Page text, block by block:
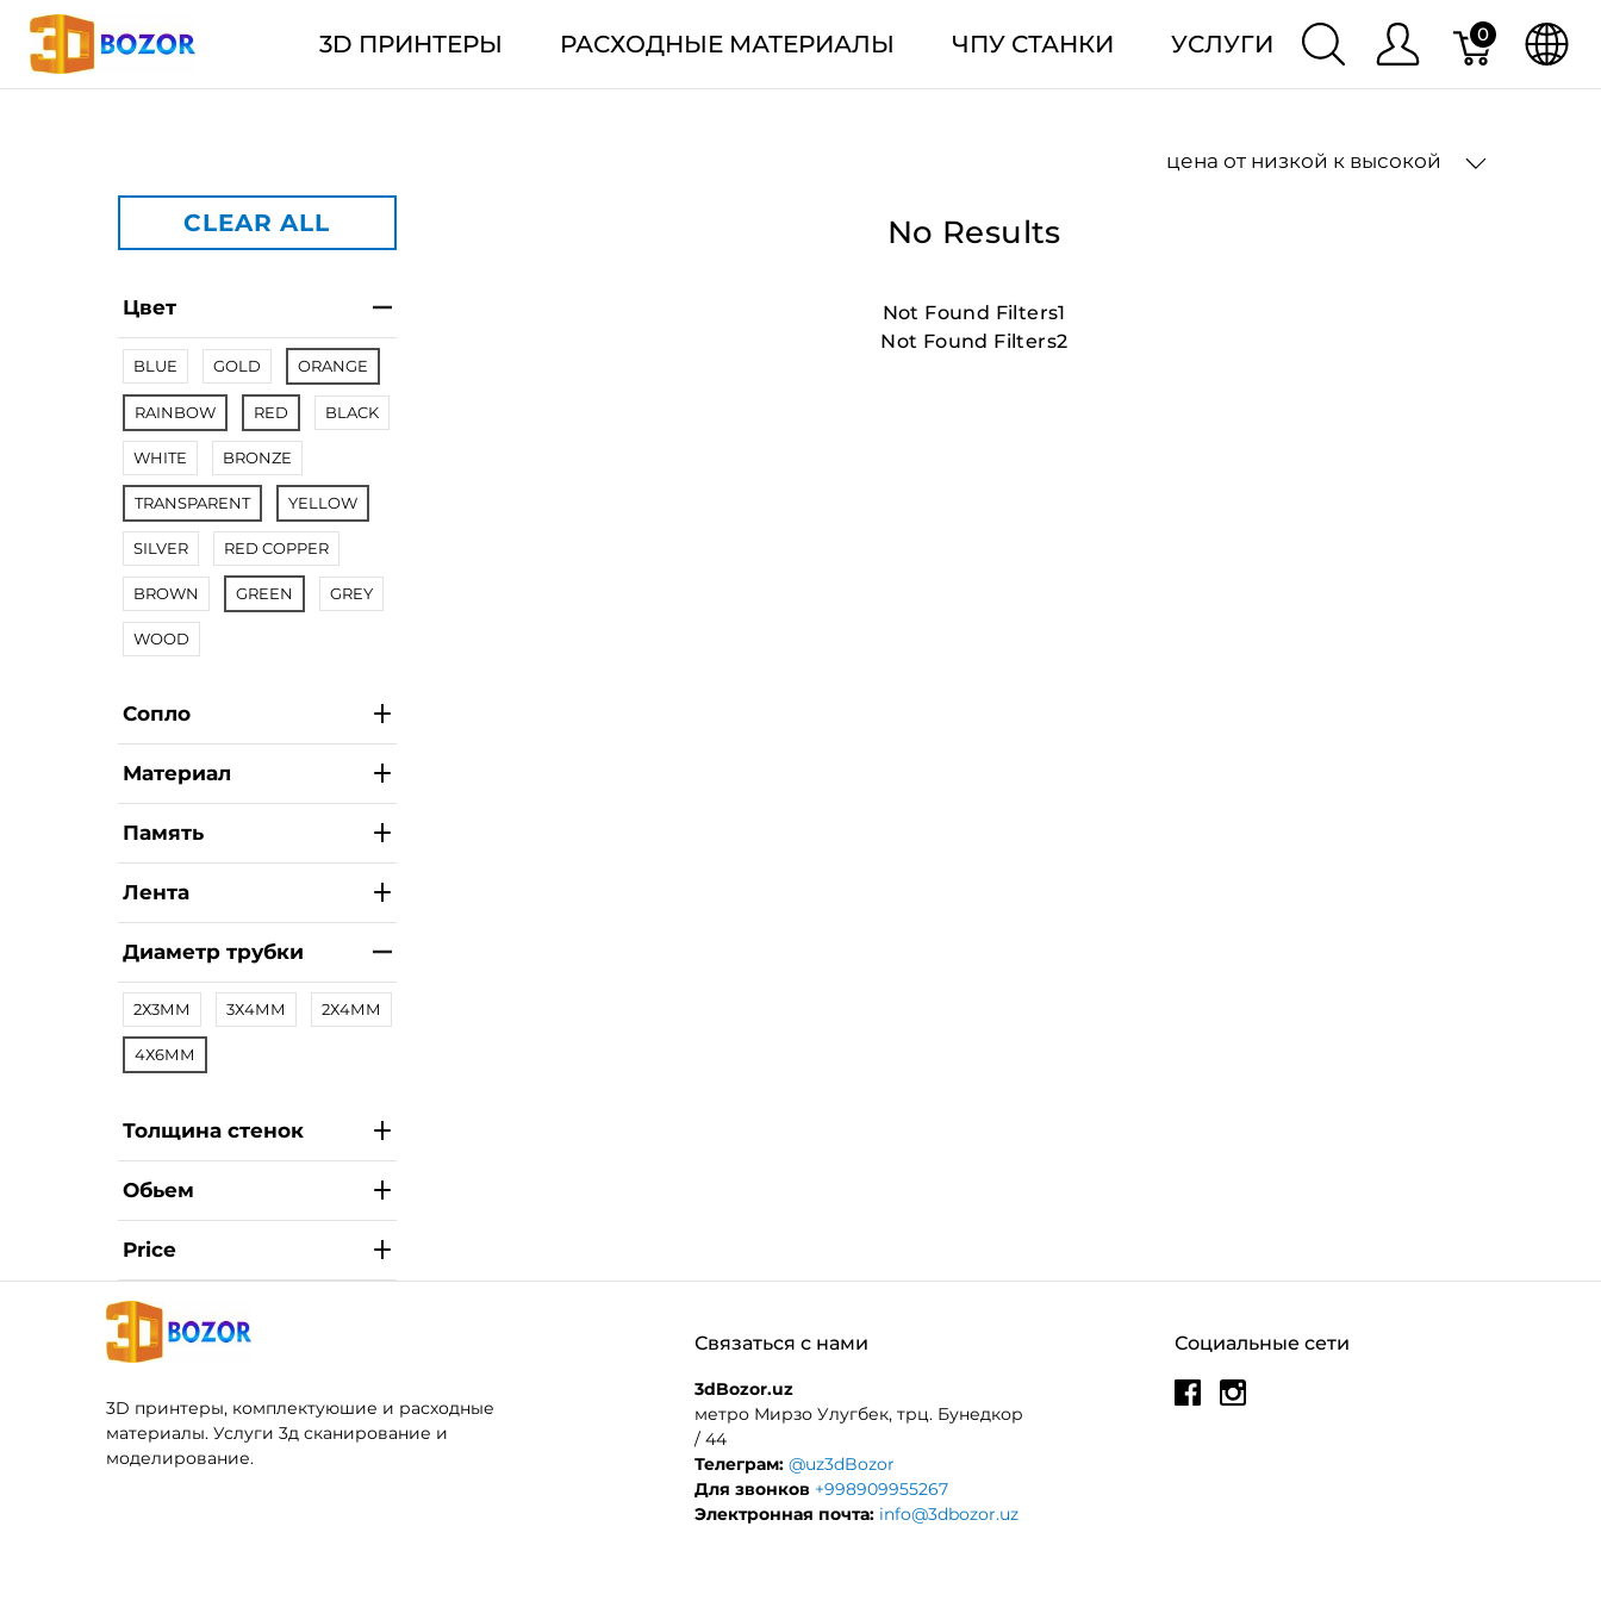
3D ПРИНТЕРЫ РАСХОДНЫЕ МАТЕРИАЛЫ ЧПУ СТАНКИ УСЛУГИ 0
цена от низкой к высокой
CLEAR ALL
Цвет
BLUE GOLD ORANGE
RAINBOW RED BLACK
WHITE BRONZE
TRANSPARENT YELLOW
SILVER RED COPPER
BROWN GREEN GREY
WOOD
Сопло
Материал
Память
Лента
Диаметр трубки
2Х3ММ 3Х4ММ 2Х4ММ
4Х6ММ
Толщина стенок
Обьем
Price
No Results
Not Found Filters1
Not Found Filters2
3D принтеры, комплектуюшие и расходные
материалы. Услуги 3д сканирование и
моделирование.
Социальные сети
Связаться с нами
3dBozor.uz
метро Мирзо Улугбек, трц. Бунедкор
/ 44
Телеграм: @uz3dBozor
Для звонков +998909955267
Электронная почта: info@3dbozor.uz